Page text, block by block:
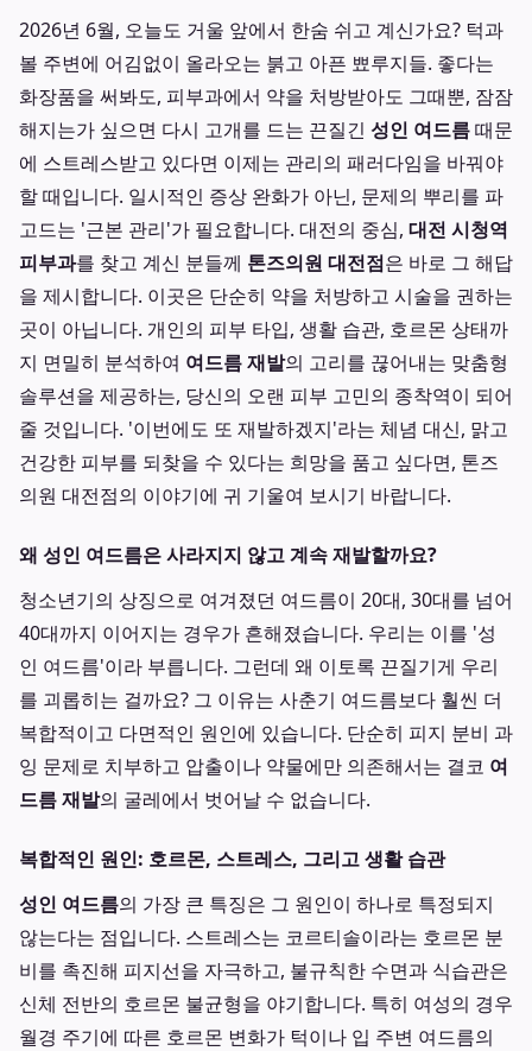
2026년 6월, 오늘도 거울 앞에서 한숨 쉬고 계신가요? 턱과
볼 주변에 어김없이 올라오는 붉고 아픈 뾰루지들. 좋다는
화장품을 써봐도, 피부과에서 약을 처방받아도 그때뿐, 잠잠
해지는가 싶으면 다시 고개를 드는 끈질긴 성인 여드름때문
에 스트레스받고 있다면 이제는 관리의 패러다임을 바꿔야
할 때입니다. 일시적인 증상 완화가 아닌, 문제의 뿌리를 파
고드는 '근본 관리'가 필요합니다. 대전의 중심, 대전 시청역
피부과를 찾고 계신 분들께 톤즈의원 대전점은 바로 그 해답
을 제시합니다. 이곳은 단순히 약을 처방하고 시술을 권하는
곳이 아닙니다. 개인의 피부 타입, 생활 습관, 호르몬 상태까
지 면밀히 분석하여 여드름 재발의 고리를 끊어내는 맞춤형
솔루션을 제공하는, 당신의 오랜 피부 고민의 종착역이 되어
줄 것입니다. '이번에도 또 재발하겠지'라는 체념 대신, 맑고
건강한 피부를 되찾을 수 있다는 희망을 품고 싶다면, 톤즈
의원 대전점의 이야기에 귀 기울여 보시기 바랍니다.
왜 성인 여드름은 사라지지 않고 계속 재발할까요?
청소년기의 상징으로 여겨졌던 여드름이 20대, 30대를 넘어
40대까지 이어지는 경우가 흔해졌습니다. 우리는 이를 '성
인 여드름'이라 부릅니다. 그런데 왜 이토록 끈질기게 우리
를 괴롭히는 걸까요? 그 이유는 사춘기 여드름보다 훨씬 더
복합적이고 다면적인 원인에 있습니다. 단순히 피지 분비 과
잉 문제로 치부하고 압출이나 약물에만 의존해서는 결코 여
드름 재발의 굴레에서 벗어날 수 없습니다.
복합적인 원인: 호르몬, 스트레스, 그리고 생활 습관
성인 여드름의 가장 큰 특징은 그 원인이 하나로 특정되지
않는다는 점입니다. 스트레스는 코르티솔이라는 호르몬 분
비를 촉진해 피지선을 자극하고, 불규칙한 수면과 식습관은
신체 전반의 호르몬 불균형을 야기합니다. 특히 여성의 경우
월경 주기에 따른 호르몬 변화가 턱이나 입 주변 여드름의